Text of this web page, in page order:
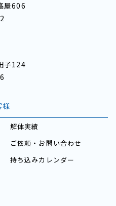
屋606
子124
様
解体実績
ご依頼・お問い合わせ
持ち込みカレンダー